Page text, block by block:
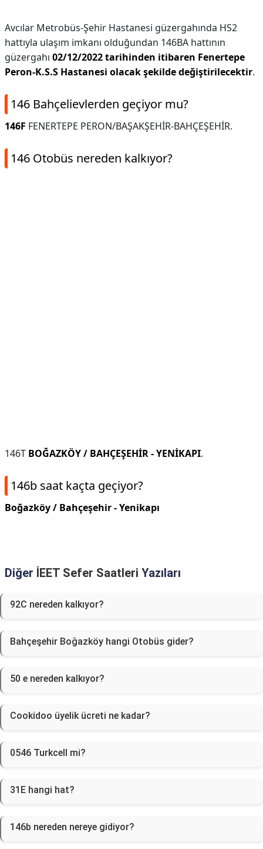
Avcılar Metrobüs-Şehir Hastanesi güzergahında HS2
hattıyla ulaşım imkanı olduğundan 146BA hattının
güzergahı 02/12/2022 tarihinden itibaren Fenertepe
Peron-K.S.S Hastanesi olacak şekilde değiştirilecektir.
146 Bahçelievlerden geçiyor mu?
146F FENERTEPE PERON/BAŞAKŞEHİR-BAHÇEŞEHİR.
146 Otobüs nereden kalkıyor?
146T BOĞAZKÖY / BAHÇEŞEHİR - YENİKAPI.
146b saat kaçta geçiyor?
Boğazköy / Bahçeşehir - Yenikapı
Diğer İEET Sefer Saatleri Yazıları
92C nereden kalkıyor?
Bahçeşehir Boğazköy hangi Otobüs gider?
50 e nereden kalkıyor?
Cookidoo üyelik ücreti ne kadar?
0546 Turkcell mi?
31E hangi hat?
146b nereden nereye gidiyor?